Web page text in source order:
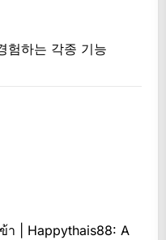
험하는 각종 기능
า | Happythais88: A